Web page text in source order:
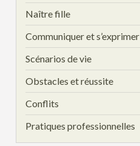
Naître fille
Communiquer et s’exprimer
Scénarios de vie
Obstacles et réussite
Conflits
Pratiques professionnelles